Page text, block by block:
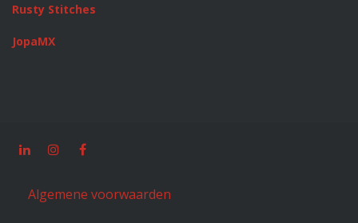
Rusty Stitches
JopaMX
Algemene voorwaarden